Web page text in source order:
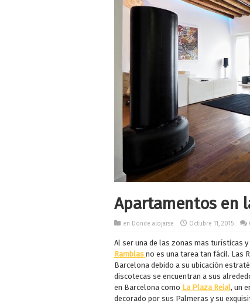
Apartamentos en
en Donde alojarse Octubre 11, 2015
Al ser una de las zonas mas turísticas
Ramblas no es una tarea tan fácil. Las
Barcelona debido a su ubicación
discotecas se encuentran a sus
en Barcelona como La Plaza Reial, un
decorado por sus Palmeras y su